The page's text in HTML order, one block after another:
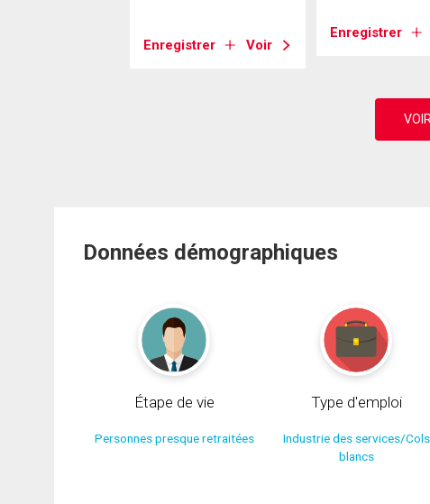
Enregistrer Voir
Enregistrer
Données démographiques
Étape de vie
Personnes presque retraitées
Type d'emploi
Industrie des services/Cols
blancs